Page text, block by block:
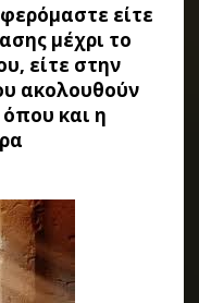
είτε
μέχρι το
είτε στην
ακολουθούν
και η